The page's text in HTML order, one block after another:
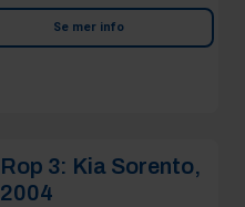
Se mer info
Rop 3: Kia Sorento,
2004